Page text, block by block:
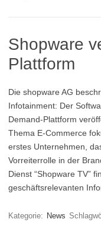
Shopware
Plattform
Die shopware AG
Infotainment: Der
Demand-Plattform
Thema E-Commerce
erstes Unternehmen,
Vorreiterrolle in der
Dienst “Shopware TV”
geschäftsrelevanten
Kategorie: News